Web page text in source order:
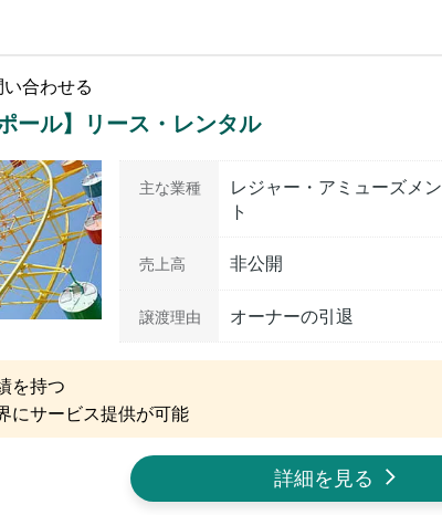
合わせる
ール】リース・レンタル
主な業種
レジャー・アミューズメン
ト
売上高 非公開
譲渡理由 オーナーの引退
を持つ
にサービス提供が可能
詳細を見る